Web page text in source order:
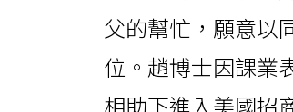
父的幫忙，願意以
位。趙博士因課業
相助下進入美國招